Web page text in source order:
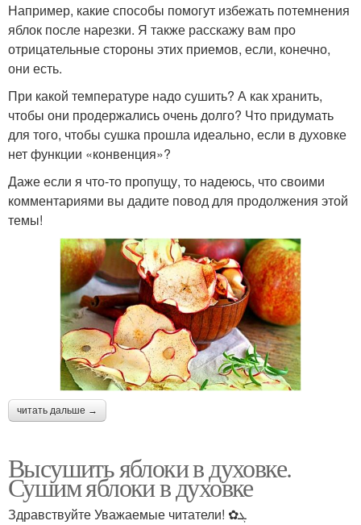
Например, какие способы помогут избежать потемнения
яблок после нарезки. Я также расскажу вам про
отрицательные стороны этих приемов, если, конечно,
они есть.
При какой температуре надо сушить? А как хранить,
чтобы они продержались очень долго? Что придумать
для того, чтобы сушка прошла идеально, если в духовке
нет функции «конвенция»?
Даже если я что-то пропущу, то надеюсь, что своими
комментариями вы дадите повод для продолжения этой
темы!
читать дальше →
Высушить яблоки в духовке.
Сушим яблоки в духовке
Здравствуйте Уважаемые читатели! ✿ܓ